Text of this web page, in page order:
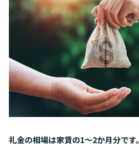
礼金の相場は家賃の1～2か月分です。